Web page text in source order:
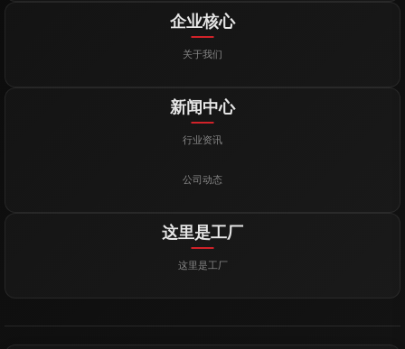
企业核心
关于我们
新闻中心
行业资讯
公司动态
这里是工厂
这里是工厂